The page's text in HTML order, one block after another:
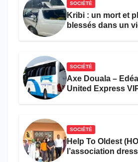
SOCIÉTÉ
Kribi : un mort et
blessés dans un
SOCIÉTÉ
Axe Douala –
United Express
SOCIÉTÉ
Help To Oldest
l’association